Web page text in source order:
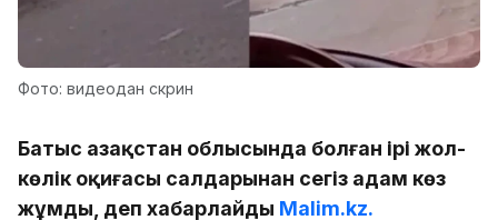
Фото: видеодан скрин
Батыс Қазақстан облысында болған ірі жол-
көлік оқиғасы салдарынан сегіз адам көз
жұмды, деп хабарлайды Malim.kz.